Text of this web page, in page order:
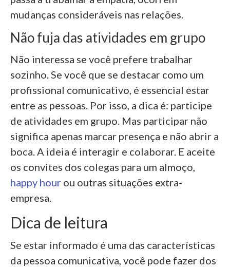
mudanças consideráveis nas relações.
Não fuja das atividades em grupo
Não interessa se você prefere trabalhar
sozinho. Se você que se destacar como um
profissional comunicativo, é essencial estar
entre as pessoas. Por isso, a dica é: participe
de atividades em grupo. Mas participar não
significa apenas marcar presença e não abrir a
boca. A ideia é interagir e colaborar. E aceite
os convites dos colegas para um almoço,
happy hour ou outras situações extra-
empresa.
Dica de leitura
Se estar informado é uma das características
da pessoa comunicativa, você pode fazer dos